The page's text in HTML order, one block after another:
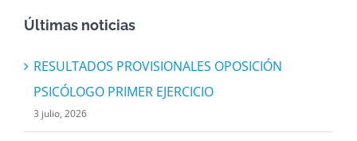
Últimas noticias
RESULTADOS PROVISIONALES OPOSICIÓN
PSICÓLOGO PRIMER EJERCICIO
3 julio, 2026